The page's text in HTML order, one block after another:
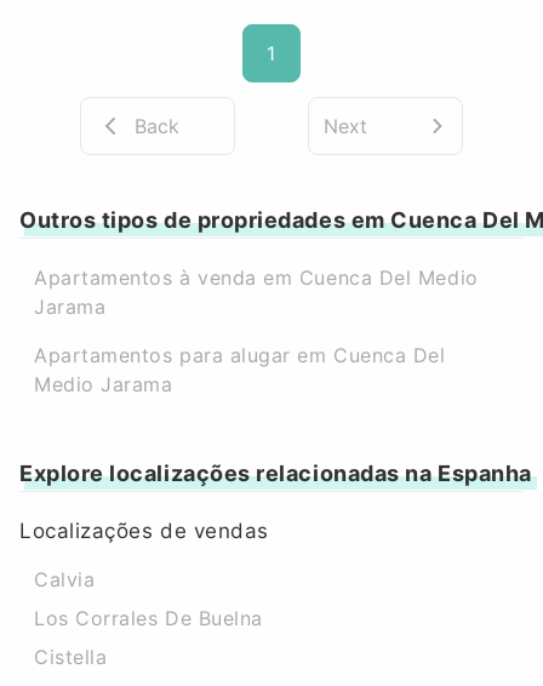
1
Back Next
Outros tipos de propriedades em Cuenca Del
Apartamentos à venda em Cuenca Del Medio
Jarama
Apartamentos para alugar em Cuenca Del
Medio Jarama
Explore localizações relacionadas na Espanha
Localizações de vendas
Calvia
Los Corrales De Buelna
Cistella